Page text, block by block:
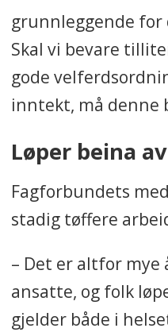
grunnleggende for
Skal vi bevare
gode
inntekt, må denne
Løper beina
Fagforbundets
stadig tøffere
– Det er altfor mye
ansatte, og folk
gjelder både i